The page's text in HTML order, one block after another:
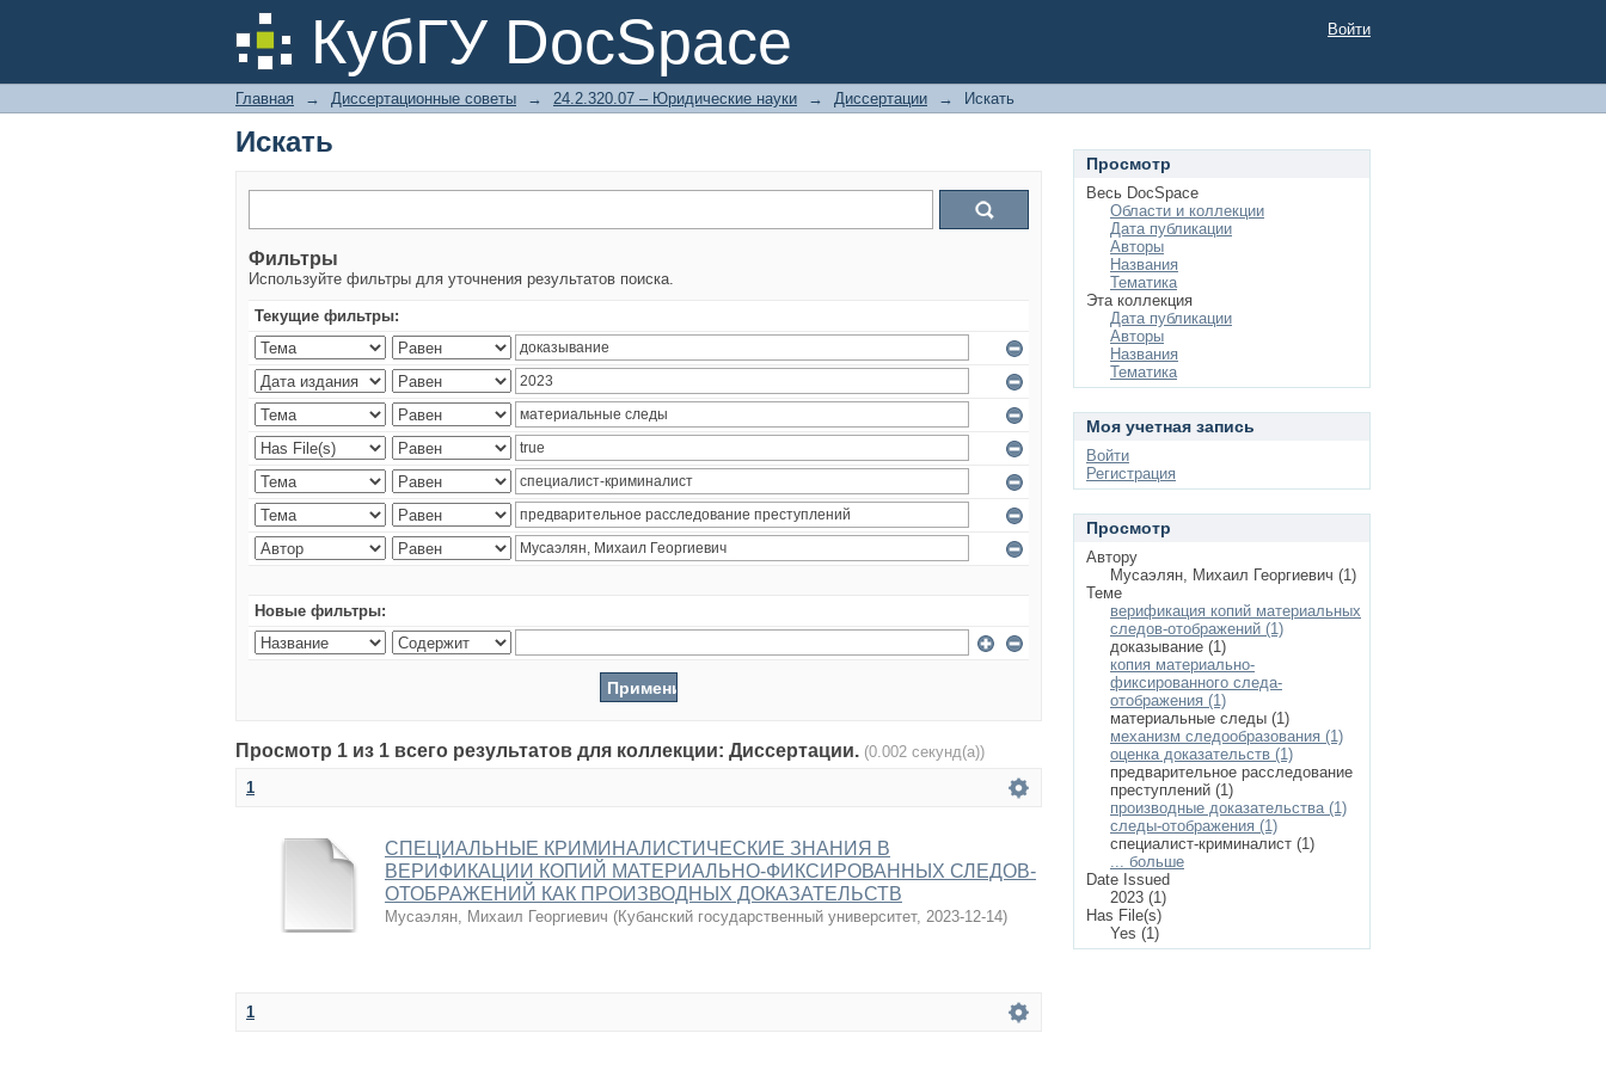
КубГУ DocSpace
Искать Войти
Главная → Диссертационные советы → 24.2.320.07 – Юридические науки → Диссертации → Искать
Искать
Фильтры
Используйте фильтры для уточнения результатов поиска.
Текущие фильтры:
Новые фильтры:
Просмотр 1 из 1 всего результатов для коллекции: Диссертации. (0.002 секунд(а))
1
СПЕЦИАЛЬНЫЕ КРИМИНАЛИСТИЧЕСКИЕ ЗНАНИЯ В
ВЕРИФИКАЦИИ КОПИЙ МАТЕРИАЛЬНО-ФИКСИРОВАННЫХ СЛЕДОВ-
ОТОБРАЖЕНИЙ КАК ПРОИЗВОДНЫХ ДОКАЗАТЕЛЬСТВ
Мусаэлян, Михаил Георгиевич (Кубанский государственный университет, 2023-12-14)
1
Просмотр
Весь DocSpace
Области и коллекции
Дата публикации
Авторы
Названия
Тематика
Эта коллекция
Дата публикации
Авторы
Названия
Тематика
Моя учетная запись
Войти
Регистрация
Просмотр
Автору
Мусаэлян, Михаил Георгиевич (1)
Теме
верификация копий материальных
следов-отображений (1)
доказывание (1)
копия материально-
фиксированного следа-
отображения (1)
материальные следы (1)
механизм следообразования (1)
оценка доказательств (1)
предварительное расследование
преступлений (1)
производные доказательства (1)
следы-отображения (1)
специалист-криминалист (1)
... больше
Date Issued
2023 (1)
Has File(s)
Yes (1)